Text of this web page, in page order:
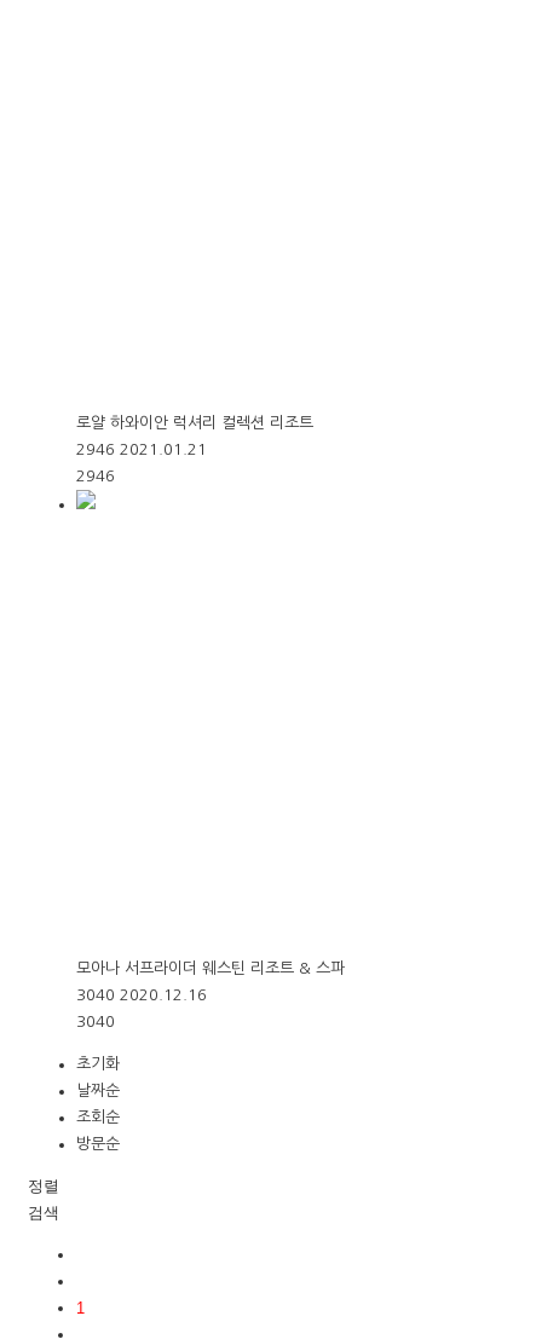
로얄 하와이안 럭셔리 컬렉션 리조트
2946 2021.01.21
2946
모아나 서프라이더 웨스틴 리조트 & 스파
3040 2020.12.16
3040
초기화
날짜순
조회순
방문순
정렬
검색
1